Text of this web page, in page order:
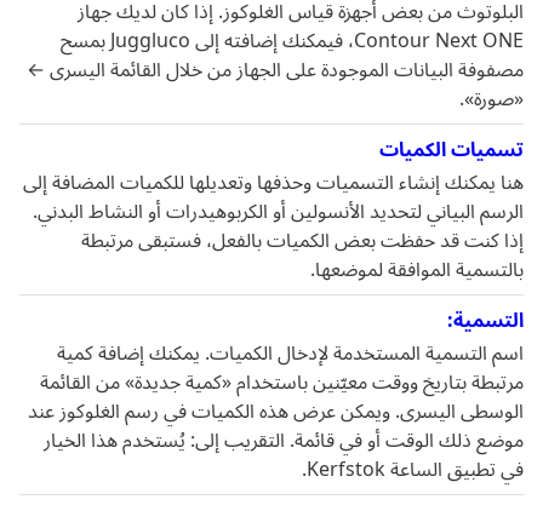
البلوتوث من بعض أجهزة قياس الغلوكوز. إذا كان لديك جهاز
Contour Next ONE، فيمكنك إضافته إلى Juggluco بمسح
مصفوفة البيانات الموجودة على الجهاز من خلال القائمة اليسرى ←
«صورة».
تسميات الكميات
هنا يمكنك إنشاء التسميات وحذفها وتعديلها للكميات المضافة إلى
الرسم البياني لتحديد الأنسولين أو الكربوهيدرات أو النشاط البدني.
إذا كنت قد حفظت بعض الكميات بالفعل، فستبقى مرتبطة
بالتسمية الموافقة لموضعها.
التسمية:
اسم التسمية المستخدمة لإدخال الكميات. يمكنك إضافة كمية
مرتبطة بتاريخ ووقت معيّنين باستخدام «كمية جديدة» من القائمة
الوسطى اليسرى. ويمكن عرض هذه الكميات في رسم الغلوكوز عند
موضع ذلك الوقت أو في قائمة. التقريب إلى: يُستخدم هذا الخيار
في تطبيق الساعة Kerfstok.